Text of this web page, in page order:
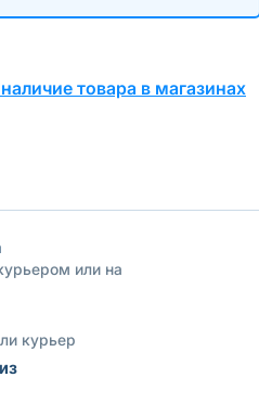
товара в магазинах
или на
курьер